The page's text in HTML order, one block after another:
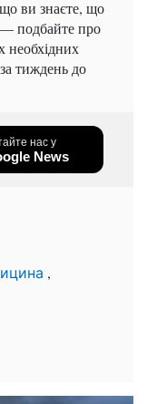
ви знаєте, що
— подбайте про
необхідних
тиждень до
нас у
News
,